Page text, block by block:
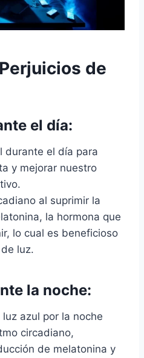
de
el día:
durante el día para
y mejorar nuestro
al suprimir la
la hormona que
lo cual es beneficioso
luz.
la noche:
azul por la noche
circadiano,
de melatonina y